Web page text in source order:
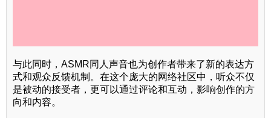
与此同时，ASMR同人声音也为创作者带来了新的表达方
式和观众反馈机制。在这个庞大的网络社区中，听众不仅
是被动的接受者，更可以通过评论和互动，影响创作的方
向和内容。